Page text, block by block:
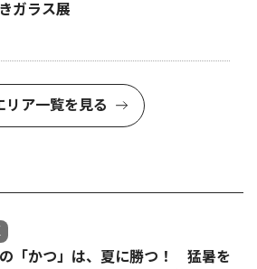
ガラス展
リア一覧を見る
の「かつ」は、夏に勝つ！ 猛暑を